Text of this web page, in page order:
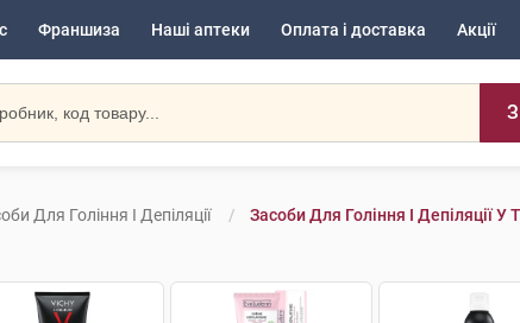
Франшиза Наші аптеки Оплата і доставка Акції
Для Гоління І Депіляції Засоби Для Гоління І Депіляції У